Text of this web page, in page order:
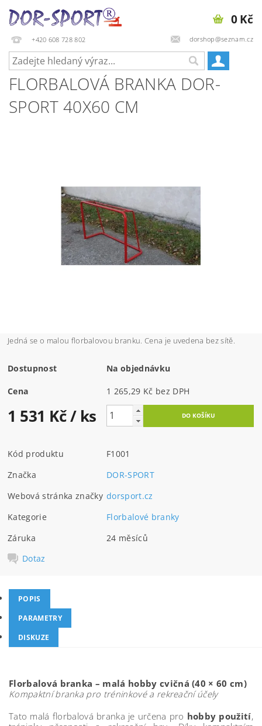
+420 608 728 802 dorshop@seznam.cz
0 Kč
FLORBALOVÁ BRANKA DOR-
SPORT 40X60 CM
Jedná se o malou florbalovou branku. Cena je uvedena bez sítě.
Dostupnost Na objednávku
Cena 1 265,29 Kč bez DPH
1 531 Kč/ ks
Kód produktu
F1001
Značka
DOR-SPORT
Webová stránka značky dorsport.cz
Kategorie
Florbalové branky
Záruka
24 měsíců
Dotaz
POPIS
PARAMETRY
DISKUZE
Florbalová branka – malá hobby cvičná (40 × 60 cm)
Kompaktní branka pro tréninkové a rekreační účely
Tato malá florbalová branka je určena pro hobby použití,